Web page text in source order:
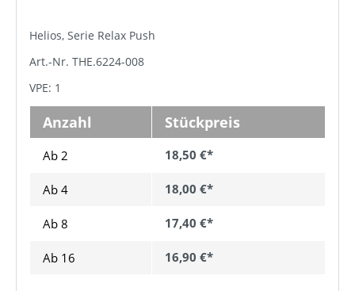
Helios, Serie Relax Push
Art.-Nr. THE.6224-008
VPE: 1
Anzahl Stückpreis
Ab 2 18,50 €*
Ab 4 18,00 €*
Ab 8 17,40 €*
Ab 16 16,90 €*